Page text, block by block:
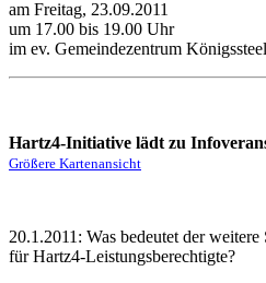
am Freitag, 23.09.2011
um 17.00 bis 19.00 Uhr
im ev. Gemeindezentrum
Hartz4-Initiative lädt zu
Größere Kartenansicht
20.1.2011: Was bedeutet der weitere
für Hartz4-Leistungsberechtigte?